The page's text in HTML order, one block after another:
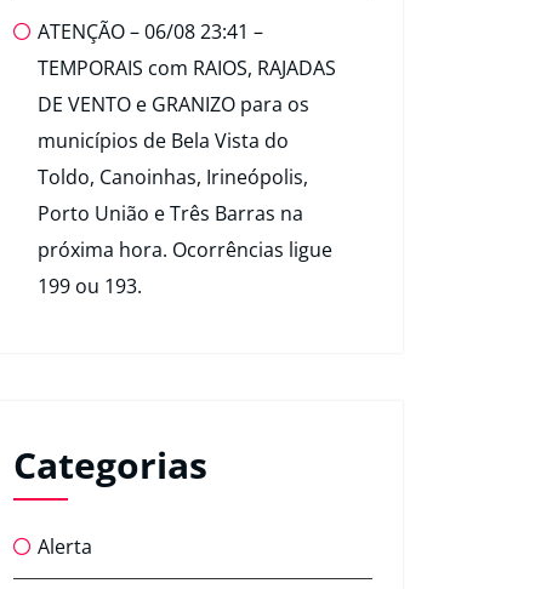
ATENÇÃO – 06/08 23:41 –
TEMPORAIS com RAIOS, RAJADAS
DE VENTO e GRANIZO para os
municípios de Bela Vista do
Toldo, Canoinhas, Irineópolis,
Porto União e Três Barras na
próxima hora. Ocorrências ligue
199 ou 193.
Categorias
Alerta